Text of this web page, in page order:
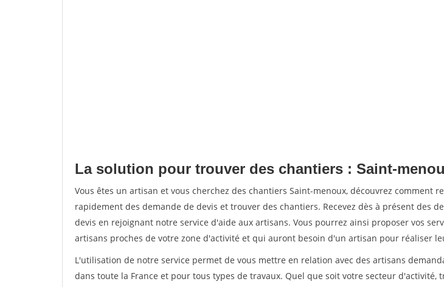
La solution pour trouver des chantiers : Saint-
Vous êtes un artisan et vous cherchez des chantiers Saint-menoux, découvrez comment
rapidement des demande de devis et trouver des chantiers. Recevez dès à présent des
devis en rejoignant notre service d'aide aux artisans. Vous pourrez ainsi proposer vos
artisans proches de votre zone d'activité et qui auront besoin d'un artisan pour réaliser
L'utilisation de notre service permet de vous mettre en relation avec des artisans
dans toute la France et pour tous types de travaux. Quel que soit votre secteur d'activité,